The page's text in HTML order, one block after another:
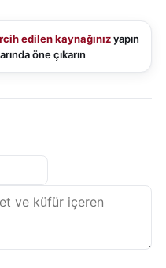
edilen kaynağınızyapın
öne çıkarın